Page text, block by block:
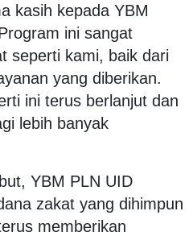
kasih kepada YBM
ini sangat
seperti kami, baik dari
yang diberikan.
ini terus berlanjut dan
lebih banyak
YBM PLN UID
zakat yang dihimpun
memberikan